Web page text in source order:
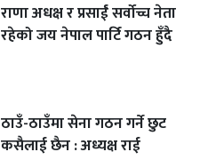
राणा अधक्ष र प्रसाईं सर्वोच्च नेता
रहेको जय नेपाल पार्टि गठन हुँदै
ठाउँ-ठाउँमा सेना गठन गर्ने छुट
कसैलाई छैन : अध्यक्ष राई